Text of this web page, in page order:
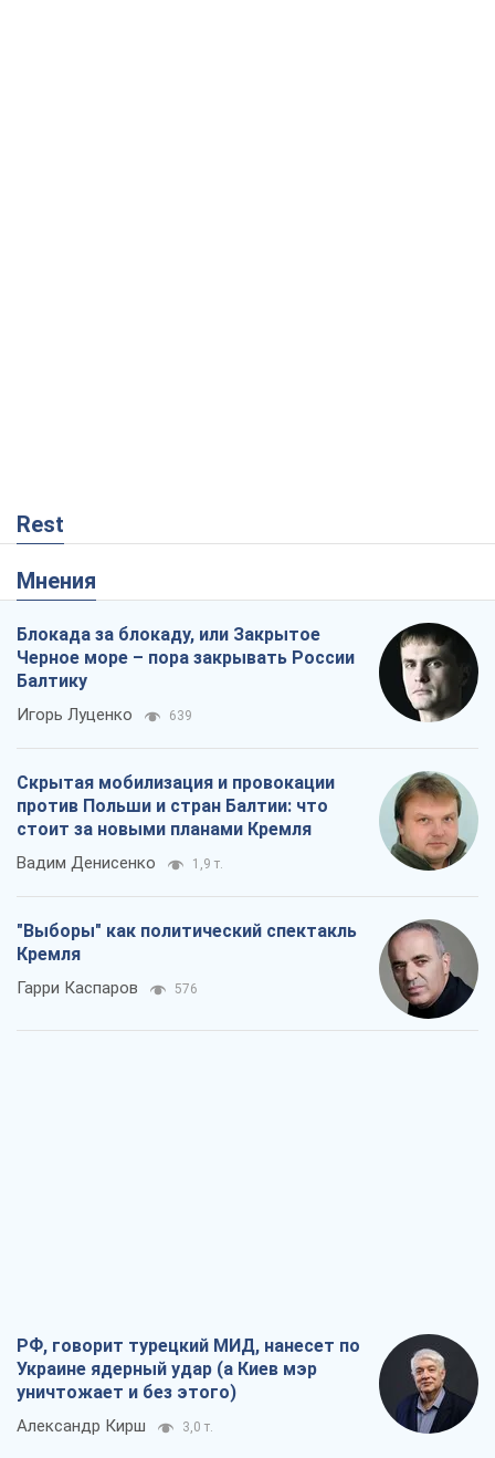
Rest
Мнения
Блокада за блокаду, или Закрытое
Черное море – пора закрывать России
Балтику
Игорь Луценко 639
Скрытая мобилизация и провокации
против Польши и стран Балтии: что
стоит за новыми планами Кремля
Вадим Денисенко 1,9 т.
"Выборы" как политический спектакль
Кремля
Гарри Каспаров 576
РФ, говорит турецкий МИД, нанесет по
Украине ядерный удар (а Киев мэр
уничтожает и без этого)
Александр Кирш 3,0 т.